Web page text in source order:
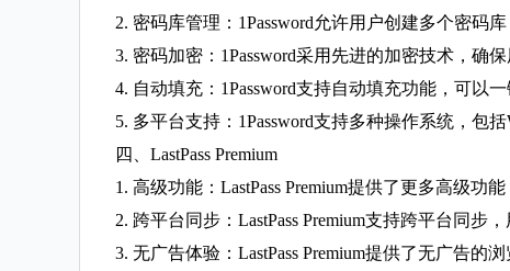
2. 密码库管理：1Password允许用户创建多个密码
3. 密码加密：1Password采用先进的加密技术，确
4. 自动填充：1Password支持自动填充功能，可以
5. 多平台支持：1Password支持多种操作系统，包括
四、LastPass Premium
1. 高级功能：LastPass Premium提供了更多高级
2. 跨平台同步：LastPass Premium支持跨平台同步
3. 无广告体验：LastPass Premium提供了无广告的